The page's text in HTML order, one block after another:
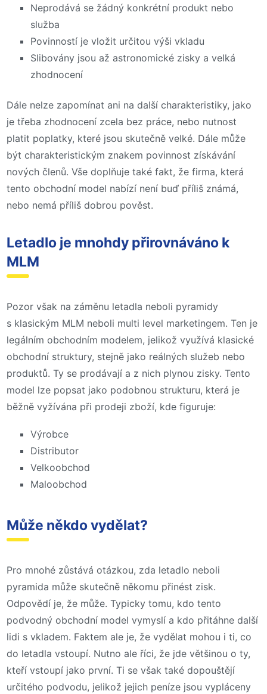
Neprodává se žádný konkrétní produkt nebo
služba
Povinností je vložit určitou výši vkladu
Slibovány jsou až astronomické zisky a velká
zhodnocení
Dále nelze zapomínat ani na další charakteristiky, jako
je třeba zhodnocení zcela bez práce, nebo nutnost
platit poplatky, které jsou skutečně velké. Dále může
být charakteristickým znakem povinnost získávání
nových členů. Vše doplňuje také fakt, že firma, která
tento obchodní model nabízí není buď příliš známá,
nebo nemá příliš dobrou pověst.
Letadlo je mnohdy přirovnáváno k
MLM
Pozor však na záměnu letadla neboli pyramidy
s klasickým MLM neboli multi level marketingem. Ten je
legálním obchodním modelem, jelikož využívá klasické
obchodní struktury, stejně jako reálných služeb nebo
produktů. Ty se prodávají a z nich plynou zisky. Tento
model lze popsat jako podobnou strukturu, která je
běžně vyžívána při prodeji zboží, kde figuruje:
Výrobce
Distributor
Velkoobchod
Maloobchod
Může někdo vydělat?
Pro mnohé zůstává otázkou, zda letadlo neboli
pyramida může skutečně někomu přinést zisk.
Odpovědí je, že může. Typicky tomu, kdo tento
podvodný obchodní model vymyslí a kdo přitáhne další
lidi s vkladem. Faktem ale je, že vydělat mohou i ti, co
do letadla vstoupí. Nutno ale říci, že jde většinou o ty,
kteří vstoupí jako první. Ti se však také dopouštějí
určitého podvodu, jelikož jejich peníze jsou vypláceny